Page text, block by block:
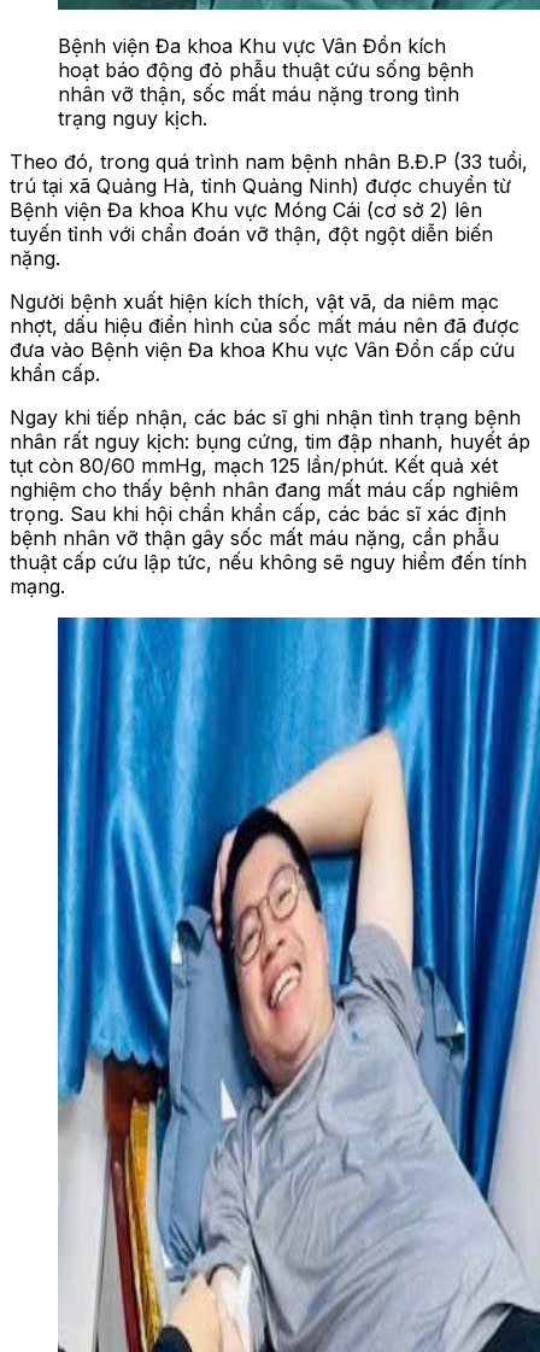
Bệnh viện Đa khoa Khu vực Vân Đồn kích
hoạt báo động đỏ phẫu thuật cứu sống bệnh
nhân vỡ thận, sốc mất máu nặng trong tình
trạng nguy kịch.
Theo đó, trong quá trình nam bệnh nhân B.Đ.P (33 tuổi,
trú tại xã Quảng Hà, tỉnh Quảng Ninh) được chuyển từ
Bệnh viện Đa khoa Khu vực Móng Cái (cơ sở 2) lên
tuyến tỉnh với chẩn đoán vỡ thận, đột ngột diễn biến
nặng.
Người bệnh xuất hiện kích thích, vật vã, da niêm mạc
nhợt, dấu hiệu điển hình của sốc mất máu nên đã được
đưa vào Bệnh viện Đa khoa Khu vực Vân Đồn cấp cứu
khẩn cấp.
Ngay khi tiếp nhận, các bác sĩ ghi nhận tình trạng bệnh
nhân rất nguy kịch: bụng cứng, tim đập nhanh, huyết áp
tụt còn 80/60 mmHg, mạch 125 lần/phút. Kết quả xét
nghiệm cho thấy bệnh nhân đang mất máu cấp nghiêm
trọng. Sau khi hội chẩn khẩn cấp, các bác sĩ xác định
bệnh nhân vỡ thận gây sốc mất máu nặng, cần phẫu
thuật cấp cứu lập tức, nếu không sẽ nguy hiểm đến tính
mạng.